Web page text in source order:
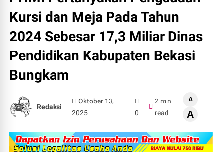
Kursi dan Meja Pada Tahun
2024 Sebesar 17,3 Miliar Dinas
Pendidikan Kabupaten Bekasi
Bungkam
Redaksi
Oktober 13,
2025
0
2 min
read
A
A